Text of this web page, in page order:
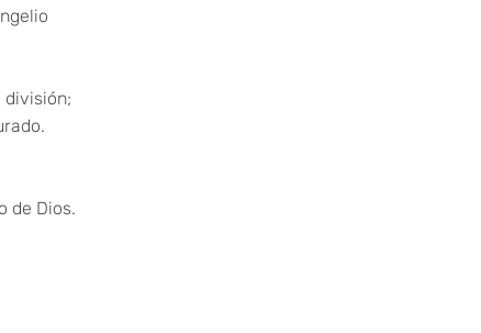
división;
de Dios.